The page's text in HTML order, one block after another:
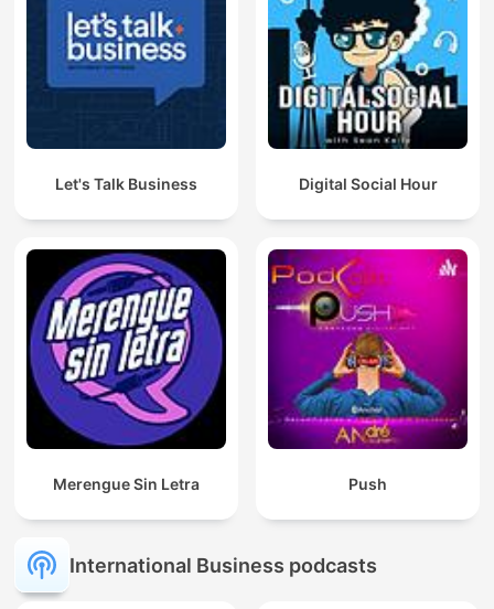
Let's Talk Business Digital Social Hour
Merengue Sin Letra Push
International Business podcasts